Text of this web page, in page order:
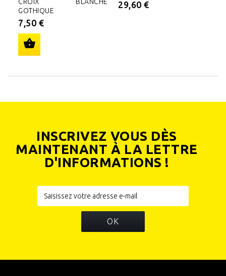
GOTHIQUE
7,50 €
29,60 €
INSCRIVEZ VOUS DÈS
MAINTENANT À LA LETTRE
D'INFORMATIONS !
OK